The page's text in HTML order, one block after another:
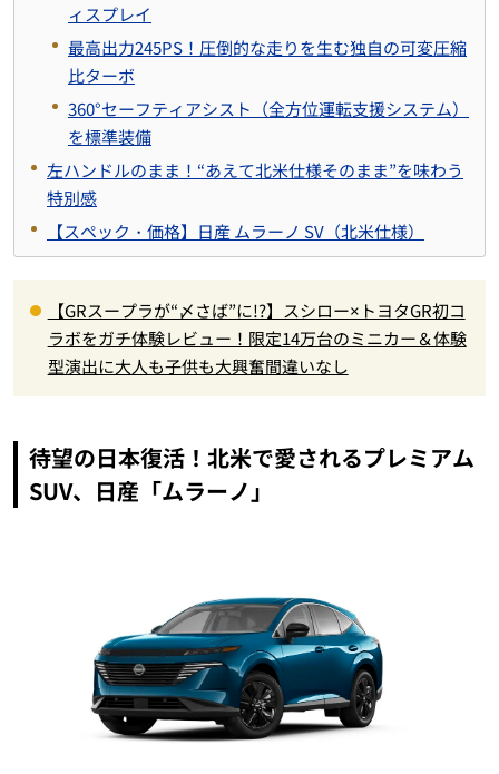
ィスプレイ
最高出力245PS！圧倒的な走りを生む独自の可変圧縮
比ターボ
360°セーフティアシスト（全方位運転支援システム）
を標準装備
左ハンドルのまま！“あえて北米仕様そのまま”を味わう
特別感
【スペック・価格】日産 ムラーノ SV（北米仕様）
【GRスープラが“〆さば”に!?】スシロー×トヨタGR初コ
ラボをガチ体験レビュー！限定14万台のミニカー＆体験
型演出に大人も子供も大興奮間違いなし
待望の日本復活！北米で愛されるプレミアム
SUV、日産「ムラーノ」